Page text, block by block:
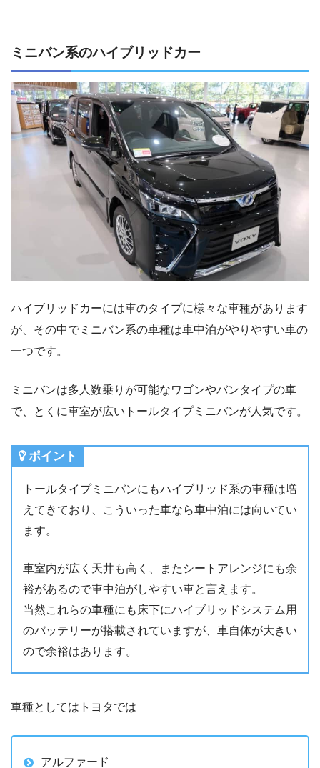
ミニバン系のハイブリッドカー
ハイブリッドカーには車のタイプに様々な車種があります
が、その中でミニバン系の車種は車中泊がやりやすい車の
一つです。
ミニバンは多人数乗りが可能なワゴンやバンタイプの車
で、とくに車室が広いトールタイプミニバンが人気です。
ポイント
トールタイプミニバンにもハイブリッド系の車種は増
えてきており、こういった車なら車中泊には向いてい
ます。
車室内が広く天井も高く、またシートアレンジにも余
裕があるので車中泊がしやすい車と言えます。
当然これらの車種にも床下にハイブリッドシステム用
のバッテリーが搭載されていますが、車自体が大きい
ので余裕はあります。
車種としてはトヨタでは
アルファード